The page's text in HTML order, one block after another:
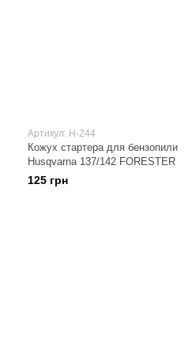
Артикул: H-244
Кожух стартера для бензопили
Husqvarna 137/142 FORESTER
125 грн